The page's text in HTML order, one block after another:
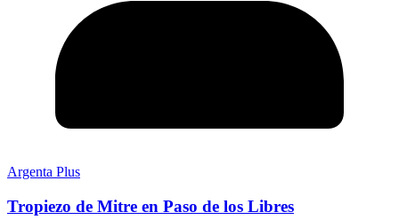
Argenta Plus
Tropiezo de Mitre en Paso de los Libres